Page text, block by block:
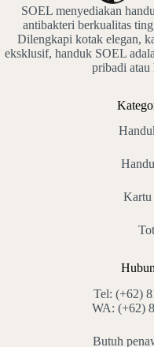
SOEL menyediakan
antibakteri berkualitas
Dilengkapi kotak elegan,
eksklusif, handuk SOEL
pribadi atau
Kartu
Tel:(+62)
WA: (+62)
Butuh